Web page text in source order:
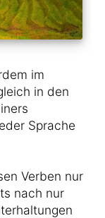
im
in den
Sprache
Verben nur
nach nur